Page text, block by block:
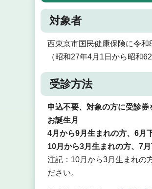
対象者
西東京市国民健康保険に令
（昭和27年4月1日から昭和
受診方法
申込不要、対象の方に受診券
お誕生月
4月から9月生まれの方、6月
10月から3月生まれの方、7
注記：10月から3月生まれの
ださい。